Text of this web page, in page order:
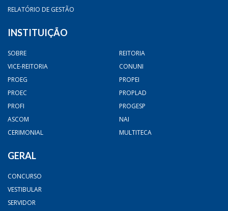
RELATÓRIO DE GESTÃO
INSTITUIÇÃO
SOBRE
REITORIA
VICE-REITORIA
CONUNI
PROEG
PROPEI
PROEC
PROPLAD
PROFI
PROGESP
ASCOM
NAI
CERIMONIAL
MULTITECA
GERAL
CONCURSO
VESTIBULAR
SERVIDOR